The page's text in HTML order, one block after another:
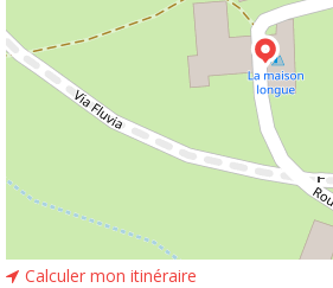
Calculer mon itinéraire